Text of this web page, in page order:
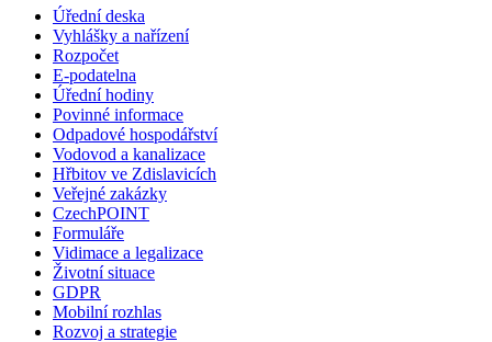
Úřední deska
Vyhlášky a nařízení
Rozpočet
E-podatelna
Úřední hodiny
Povinné informace
Odpadové hospodářství
Vodovod a kanalizace
Hřbitov ve Zdislavicích
Veřejné zakázky
CzechPOINT
Formuláře
Vidimace a legalizace
Životní situace
GDPR
Mobilní rozhlas
Rozvoj a strategie